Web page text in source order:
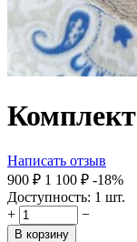
Комплект
Написать отзыв
‍900‍ ₽ 1 100 ₽ -18%
Доступность: 1 шт.
+
−
В корзину